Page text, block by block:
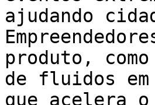
ajudando
produto,
de fluidos
que acelera